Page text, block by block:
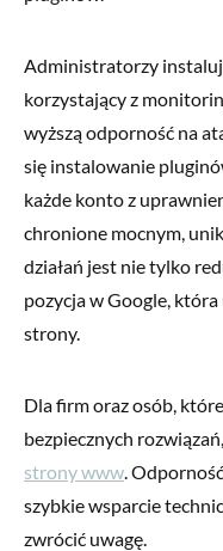
Administratorzy
korzystający z
wyższą odporność na
się instalowanie
każde konto z
chronione mocnym,
działań jest nie tylko
pozycja w Google,
strony.
Dla firm oraz osób,
bezpiecznych
strony www .
szybkie wsparcie
zwrócić uwagę.